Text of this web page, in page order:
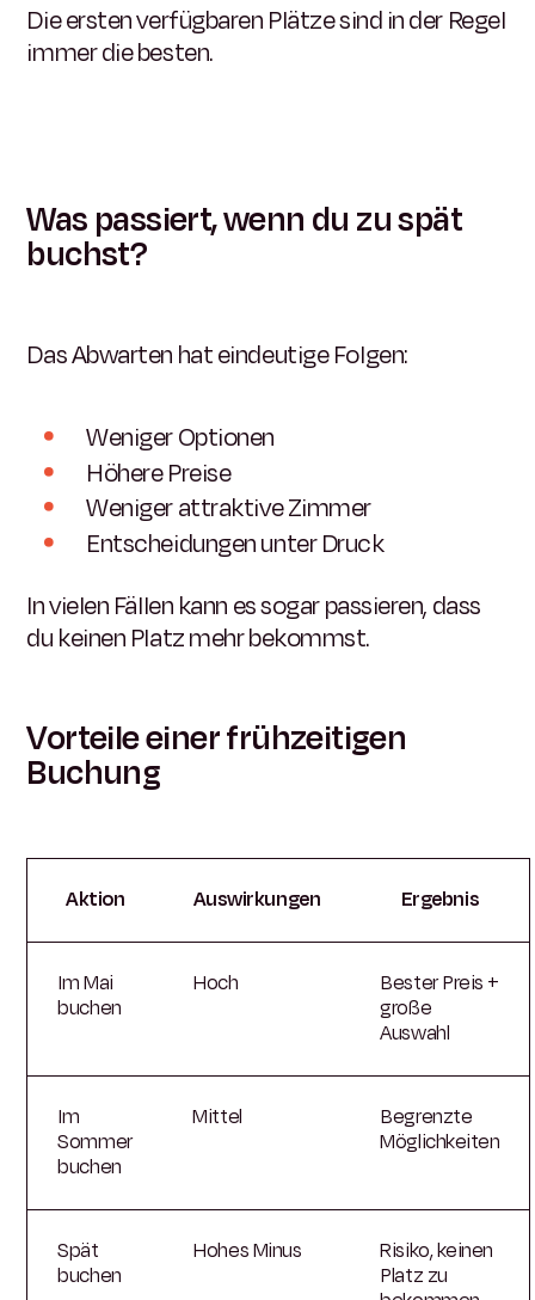
Die ersten verfügbaren Plätze sind in der Regel
immer die besten.
Was passiert, wenn du zu spät
buchst?
Das Abwarten hat eindeutige Folgen:
Weniger Optionen
Höhere Preise
Weniger attraktive Zimmer
Entscheidungen unter Druck
In vielen Fällen kann es sogar passieren, dass
du keinen Platz mehr bekommst.
Vorteile einer frühzeitigen
Buchung
Aktion Auswirkungen Ergebnis
Im Mai
buchen
Hoch
Bester Preis +
große
Auswahl
Im
Sommer
buchen
Mittel
Begrenzte
Möglichkeiten
Spät
buchen
Hohes Minus
Risiko, keinen
Platz zu